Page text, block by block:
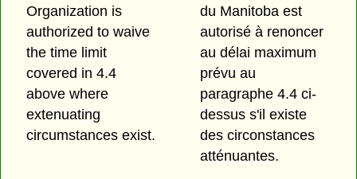
Organization is
authorized to waive
the time limit
covered in 4.4
above where
extenuating
circumstances exist.
du Manitoba est
autorisé à renoncer
au délai maximum
prévu au
paragraphe 4.4 ci-
dessus s'il existe
des circonstances
atténuantes.